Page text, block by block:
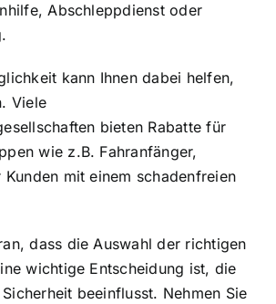
Abschleppdienst oder
kann Ihnen dabei helfen,
Viele
bieten Rabatte für
wie z.B. Fahranfänger,
mit einem schadenfreien
dass die Auswahl der richtigen
wichtige Entscheidung ist, die
beeinflusst. Nehmen Sie